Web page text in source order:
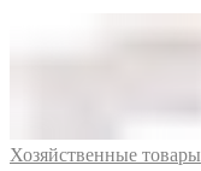
Хозяйственные товары